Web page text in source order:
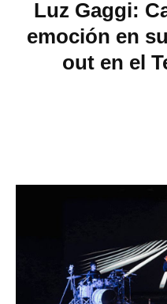
Luz Gaggi:
emoción en
out en el